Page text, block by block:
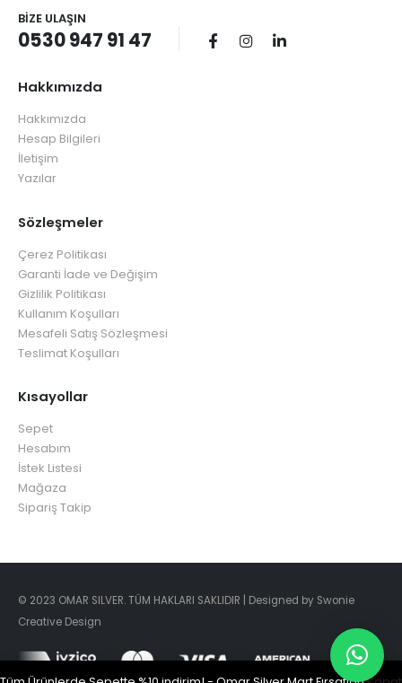
BIZE ULAŞIN
0530 947 91 47
Hakkımızda
Hakkımızda
Hesap Bilgileri
İletişim
Yazılar
Sözleşmeler
Çerez Politikası
Garanti İade ve Değişim
Gizlilik Politikası
Kullanım Koşulları
Mesafeli Satış Sözleşmesi
Teslimat Koşulları
Kısayollar
Sepet
Hesabım
İstek Listesi
Mağaza
Sipariş Takip
© 2023 OMAR SILVER. TÜM HAKLARI SAKLIDIR | Designed by Swonie
Creative Design